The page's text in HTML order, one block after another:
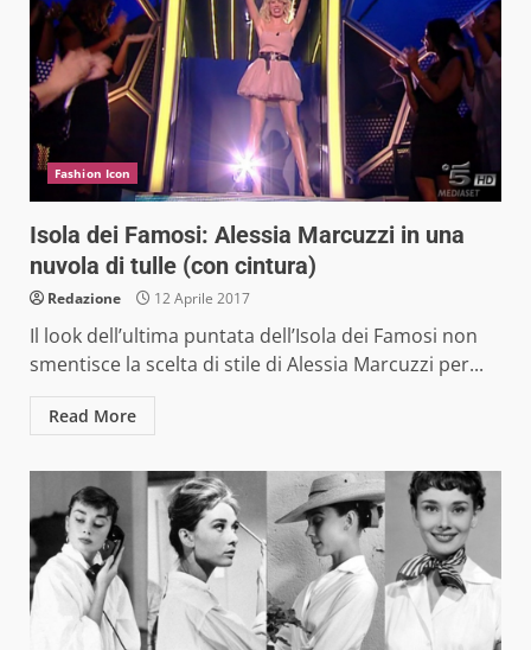
Fashion Icon
Isola dei Famosi: Alessia Marcuzzi in una
nuvola di tulle (con cintura)
Redazione 12 Aprile 2017
Il look dell’ultima puntata dell’Isola dei Famosi non
smentisce la scelta di stile di Alessia Marcuzzi per...
Read More